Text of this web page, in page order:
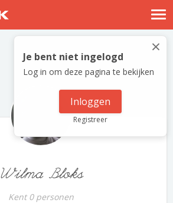
Nostalgische verhalen
Log in
Meld je gratis aan
×
Je bent niet ingelogd
Log in om deze pagina te bekijken
Inloggen
Registreer
Wilma Bloks
Kent 0 personen